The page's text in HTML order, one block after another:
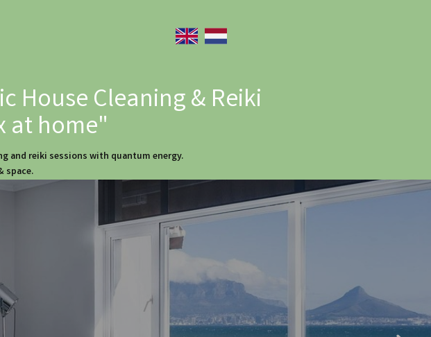
House Cleaning & Reiki
at home"
and reiki sessions with quantum energy.
space.